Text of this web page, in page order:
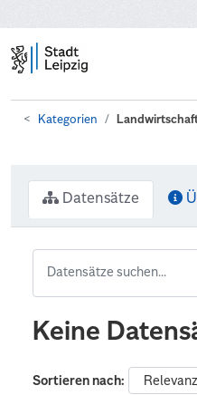
Kategorien
Datensätze
Keine
Sortieren nach